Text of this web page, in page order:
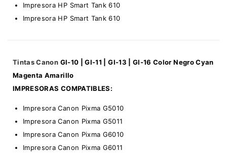
Impresora HP Smart Tank 610
Impresora HP Smart Tank 610
Tintas Canon GI-10 | GI-11 | GI-13 | GI-16 Color Negro Cyan
Magenta Amarillo
IMPRESORAS COMPATIBLES:
Impresora Canon Pixma G5010
Impresora Canon Pixma G5011
Impresora Canon Pixma G6010
Impresora Canon Pixma G6011